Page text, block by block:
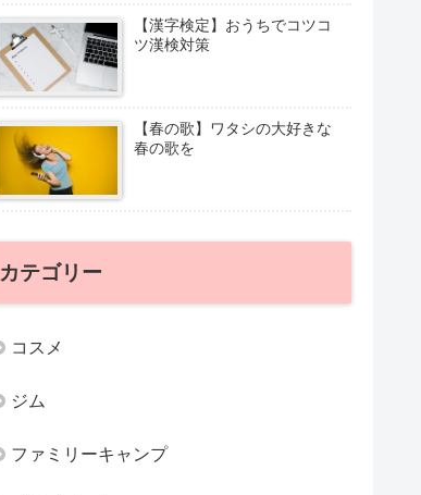
【漢字検定】おうちでコツコ
ツ漢検対策
【春の歌】ワタシの大好きな
春の歌を
カテゴリー
コスメ
ジム
ファミリーキャンプ